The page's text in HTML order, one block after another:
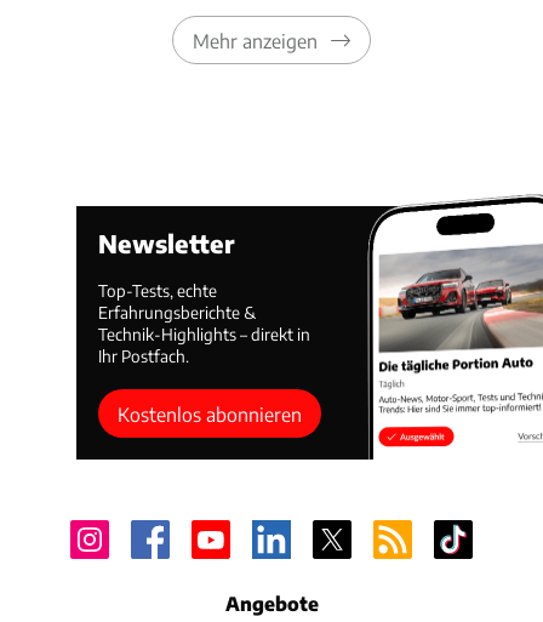
Mehr anzeigen
Newsletter
Top-Tests, echte
Erfahrungsberichte &
Technik-Highlights – direkt in
Ihr Postfach.
Kostenlos abonnieren
Angebote